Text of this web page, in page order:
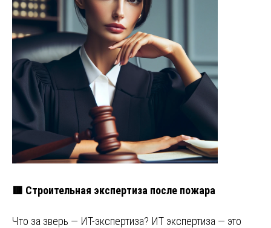
🟥 Строительная экспертиза после пожара
Что за зверь — ИТ-экспертиза? ИТ экспертиза — это